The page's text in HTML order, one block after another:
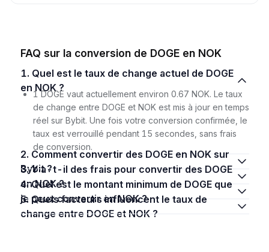
FAQ sur la conversion de DOGE en NOK
1. Quel est le taux de change actuel de DOGE
en NOK ?
1 DOGE vaut actuellement environ 0.67 NOK. Le taux
de change entre DOGE et NOK est mis à jour en temps
réel sur Bybit. Une fois votre conversion confirmée, le
taux est verrouillé pendant 15 secondes, sans frais
de conversion.
2. Comment convertir des DOGE en NOK sur
Bybit ?
3. Y a-t-il des frais pour convertir des DOGE
en NOK ?
4. Quel est le montant minimum de DOGE que
je peux convertir en NOK ?
5. Quels facteurs influencent le taux de
change entre DOGE et NOK ?